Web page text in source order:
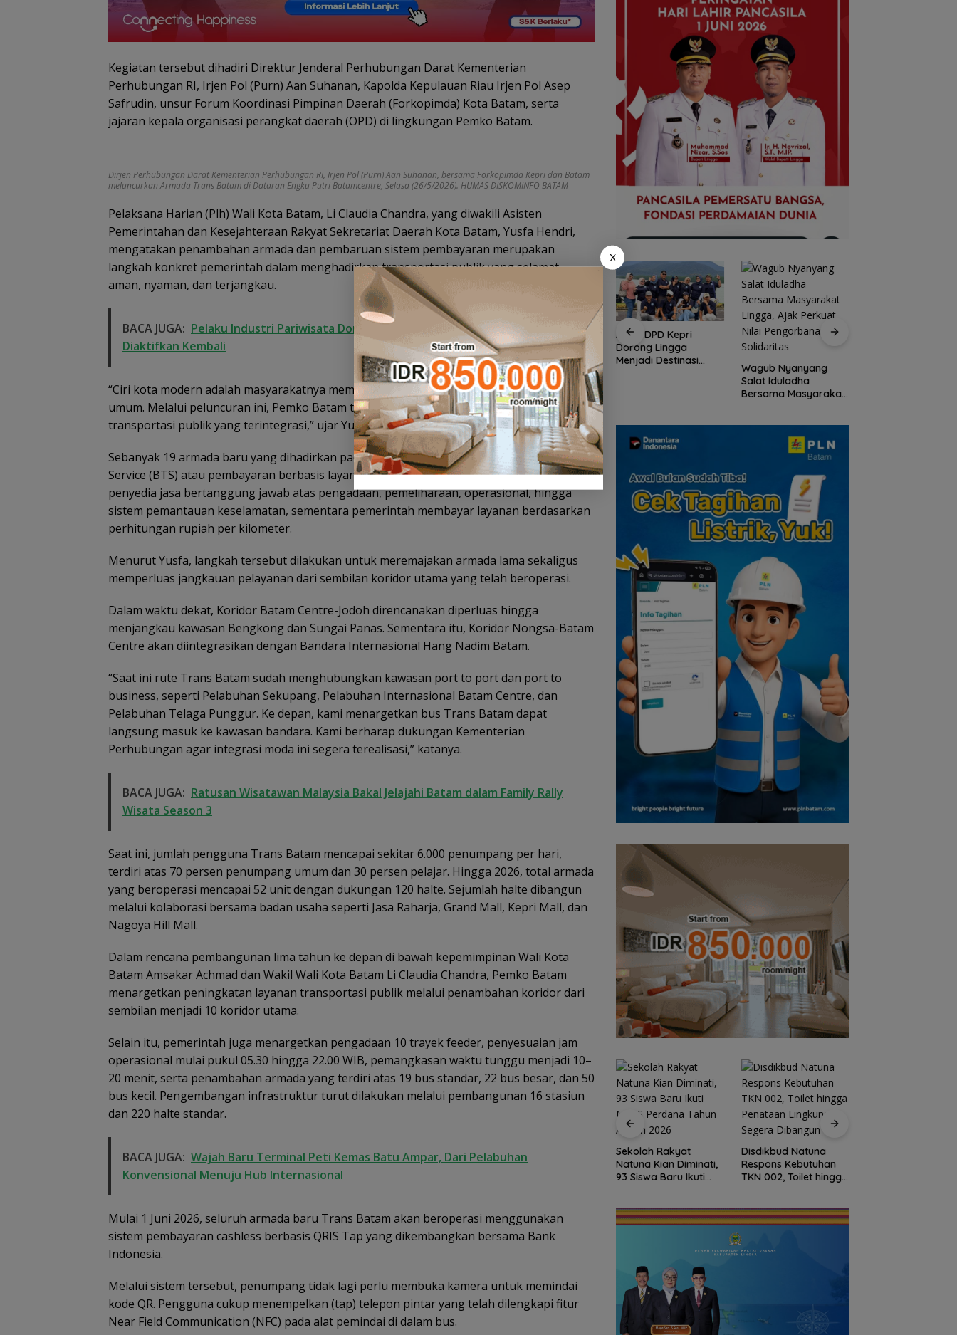
Kegiatan tersebut dihadiri Direktur Jenderal Perhubungan Darat Kementerian
Perhubungan RI, Irjen Pol (Purn) Aan Suhanan, Kapolda Kepulauan Riau Irjen Pol Asep
Safrudin, unsur Forum Koordinasi Pimpinan Daerah (Forkopimda) Kota Batam, serta
jajaran kepala organisasi perangkat daerah (OPD) di lingkungan Pemko Batam.
Dirjen Perhubungan Darat Kementerian Perhubungan RI, Irjen Pol (Purn) Aan Suhanan, bersama Forkopimda Kepri dan Batam
meluncurkan Armada Trans Batam di Dataran Engku Putri Batamcentre, Selasa (26/5/2026). HUMAS DISKOMINFO BATAM
Pelaksana Harian (Plh) Wali Kota Batam, Li Claudia Chandra, yang diwakili Asisten
Pemerintahan dan Kesejahteraan Rakyat Sekretariat Daerah Kota Batam, Yusfa Hendri,
mengatakan penambahan armada dan pembaruan sistem pembayaran merupakan
langkah konkret pemerintah dalam menghadirkan transportasi publik yang selamat,
aman, nyaman, dan terjangkau.
BACA JUGA: Pelaku Industri Pariwisata Dorong Batam Tourism Promotion Board
Diaktifkan Kembali
“Ciri kota modern adalah masyarakatnya memiliki akses yang mudah terhadap angkutan
umum. Melalui peluncuran ini, Pemko Batam terus berkomitmen meningkatkan pelayanan
transportasi publik yang terintegrasi,” ujar Yusfa.
Sebanyak 19 armada baru yang dihadirkan pada 2026 menggunakan skema Buy The
Service (BTS) atau pembayaran berbasis layanan (pay per service). Dalam skema tersebut,
penyedia jasa bertanggung jawab atas pengadaan, pemeliharaan, operasional, hingga
sistem pemantauan keselamatan, sementara pemerintah membayar layanan berdasarkan
perhitungan rupiah per kilometer.
Menurut Yusfa, langkah tersebut dilakukan untuk meremajakan armada lama sekaligus
memperluas jangkauan pelayanan dari sembilan koridor utama yang telah beroperasi.
Dalam waktu dekat, Koridor Batam Centre-Jodoh direncanakan diperluas hingga
menjangkau kawasan Bengkong dan Sungai Panas. Sementara itu, Koridor Nongsa-Batam
Centre akan diintegrasikan dengan Bandara Internasional Hang Nadim Batam.
“Saat ini rute Trans Batam sudah menghubungkan kawasan port to port dan port to
business, seperti Pelabuhan Sekupang, Pelabuhan Internasional Batam Centre, dan
Pelabuhan Telaga Punggur. Ke depan, kami menargetkan bus Trans Batam dapat
langsung masuk ke kawasan bandara. Kami berharap dukungan Kementerian
Perhubungan agar integrasi moda ini segera terealisasi,” katanya.
BACA JUGA: Ratusan Wisatawan Malaysia Bakal Jelajahi Batam dalam Family Rally
Wisata Season 3
Saat ini, jumlah pengguna Trans Batam mencapai sekitar 6.000 penumpang per hari,
terdiri atas 70 persen penumpang umum dan 30 persen pelajar. Hingga 2026, total armada
yang beroperasi mencapai 52 unit dengan dukungan 120 halte. Sejumlah halte dibangun
melalui kolaborasi bersama badan usaha seperti Jasa Raharja, Grand Mall, Kepri Mall, dan
Nagoya Hill Mall.
Dalam rencana pembangunan lima tahun ke depan di bawah kepemimpinan Wali Kota
Batam Amsakar Achmad dan Wakil Wali Kota Batam Li Claudia Chandra, Pemko Batam
menargetkan peningkatan layanan transportasi publik melalui penambahan koridor dari
sembilan menjadi 10 koridor utama.
Selain itu, pemerintah juga menargetkan pengadaan 10 trayek feeder, penyesuaian jam
operasional mulai pukul 05.30 hingga 22.00 WIB, pemangkasan waktu tunggu menjadi 10–
20 menit, serta penambahan armada yang terdiri atas 19 bus standar, 22 bus besar, dan 50
bus kecil. Pengembangan infrastruktur turut dilakukan melalui pembangunan 16 stasiun
dan 220 halte standar.
BACA JUGA: Wajah Baru Terminal Peti Kemas Batu Ampar, Dari Pelabuhan
Konvensional Menuju Hub Internasional
Mulai 1 Juni 2026, seluruh armada baru Trans Batam akan beroperasi menggunakan
sistem pembayaran cashless berbasis QRIS Tap yang dikembangkan bersama Bank
Indonesia.
Melalui sistem tersebut, penumpang tidak lagi perlu membuka kamera untuk memindai
kode QR. Pengguna cukup menempelkan (tap) telepon pintar yang telah dilengkapi fitur
Near Field Communication (NFC) pada alat pemindai di dalam bus.
Dugaan Penipuan
Dikembalikan dan
Diselesaikan Secara
Kekeluargaan
ASPEK Desak Satgas
PKH Tinjau Kerusakan
Hutan di Kabupaten
Lingga Akibat Kebun
Sawit
ASPPI Inisiasi Paket
Wisata dan Budaya
dari Batam ke Lingga
ASPPI DPD Kepri
Dorong Lingga
Menjadi Destinasi
Wagub Nyanyang
Salat Iduladha
Bersama Masyarakat
Basarnas Libatkan
Helikopter Sikorsky,
Pencarian KM
dari Udara
Fasilitas Meningkat,
TKN 002 Bunguran
Nonaktif, Dugaan
Sekolah Rakyat
Natuna Kian Diminati,
93 Siswa Baru Ikuti
Disdikbud Natuna
Respons Kebutuhan
TKN 002, Toilet hingga
X